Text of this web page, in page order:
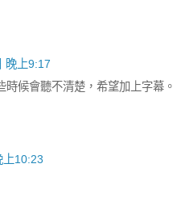
晚上9:17
候會聽不清楚，希望加上字幕。
上10:23